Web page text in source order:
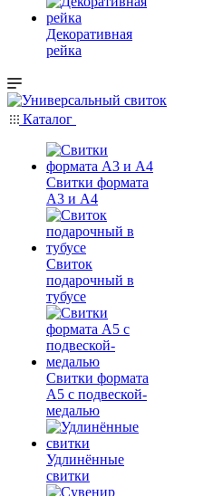
Декоративная
рейка
Каталог
Свитки формата
А3 и А4
Свиток
подарочный в
тубусе
Свитки формата
А5 с подвеской-
медалью
Удлинённые
свитки